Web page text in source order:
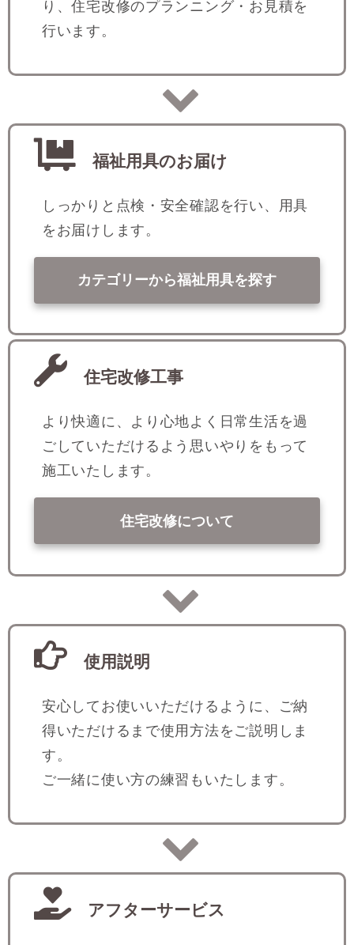
り、住宅改修のプランニング・お見積を
行います。
福祉用具のお届け
しっかりと点検・安全確認を行い、用具
をお届けします。
カテゴリーから福祉用具を探す
住宅改修工事
より快適に、より心地よく日常生活を過
ごしていただけるよう思いやりをもって
施工いたします。
住宅改修について
使用説明
安心してお使いいただけるように、ご納
得いただけるまで使用方法をご説明しま
す。
ご一緒に使い方の練習もいたします。
アフターサービス